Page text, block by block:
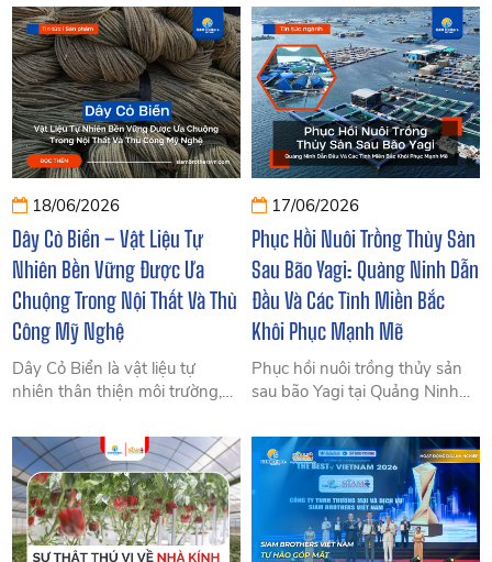
lồng bẫy. Tìm hiểu cấu tạo,
nguyên lý hoạt động và
những thành phần quan trọng
giúp nâng cao hiệu quả khai
thác.
thuộc vào quy mô sản xuất, thị
trường tiêu thụ và hạ tầng nuôi
trồng. Tìm hiểu bài học từ tôm
hùm, cá tra và xu hướng phát
triển nuôi biển tại Việt Nam.
18/06/2026
Dây Cỏ Biển – Vật Liệu Tự
Nhiên Bền Vững Được Ưa
Chuộng Trong Nội Thất Và Thủ
Công Mỹ Nghệ
Dây Cỏ Biển là vật liệu tự
nhiên thân thiện môi trường,
sản xuất nội thất, thủ công mỹ
nghệ và trang trí. Tìm hiểu đặc
điểm, ưu điểm và ứng dụng
của dây cỏ biển trong bài viết
dưới đây.
17/06/2026
Phục Hồi Nuôi Trồng Thủy Sản
Sau Bão Yagi: Quảng Ninh Dẫn
Đầu Và Các Tỉnh Miền Bắc
Khôi Phục Mạnh Mẽ
Phục hồi nuôi trồng thủy sản
sau bão Yagi tại Quảng Ninh
đến năm 2026. Bài viết tổng
hợp chi tiết thiệt hại, quá trình
khôi phục tại Quảng Ninh và
các tỉnh Hải Phòng, Nam Định,
Thái Bình, Hải Dương.